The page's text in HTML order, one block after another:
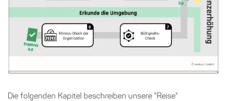
Die folgenden Kapitel beschreiben unsere "Reise"